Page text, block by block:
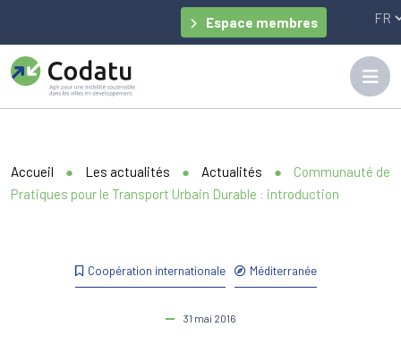
Espace membres
Accueil ● Les actualités ● Actualités ●
Communauté de
Pratiques pour le Transport Urbain Durable : introduction
Coopération internationale Méditerranée
31 mai 2016
Panneau de gestion des cookies